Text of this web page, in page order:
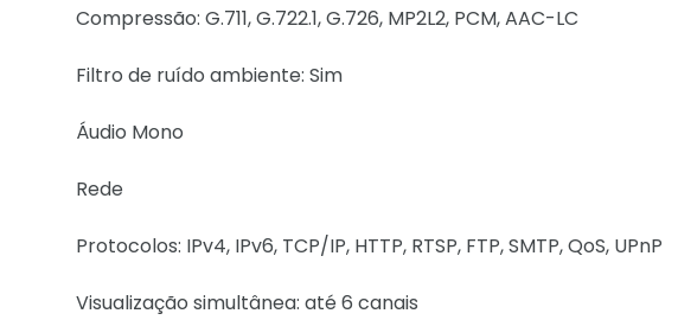
Compressão: G.711, G.722.1, G.726, MP2L2, PCM, AAC-LC
Filtro de ruído ambiente: Sim
Áudio Mono
Rede
Protocolos: IPv4, IPv6, TCP/IP, HTTP, RTSP, FTP, SMTP, QoS, UPnP
Visualização simultânea: até 6 canais